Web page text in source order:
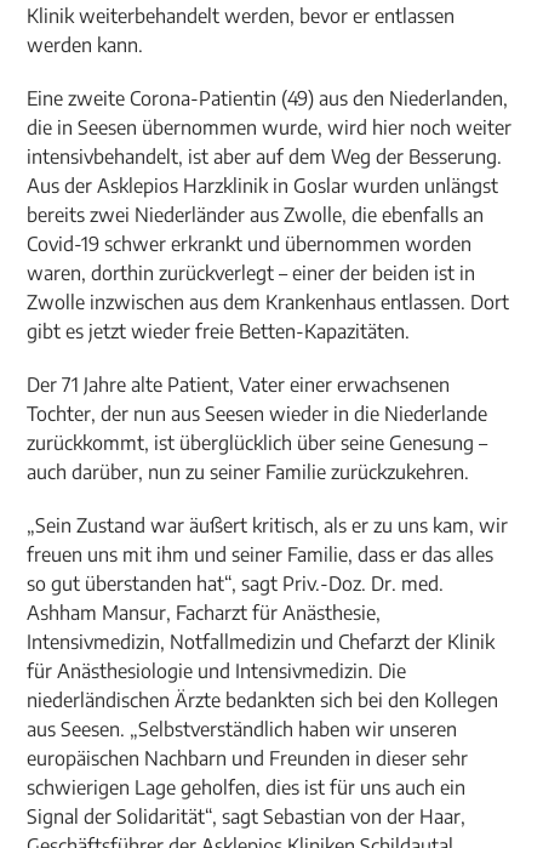
Klinik weiterbehandelt werden, bevor er entlassen
werden kann.
Eine zweite Corona-Patientin (49) aus den Niederlanden,
die in Seesen übernommen wurde, wird hier noch weiter
intensivbehandelt, ist aber auf dem Weg der Besserung.
Aus der Asklepios Harzklinik in Goslar wurden unlängst
bereits zwei Niederländer aus Zwolle, die ebenfalls an
Covid-19 schwer erkrankt und übernommen worden
waren, dorthin zurückverlegt – einer der beiden ist in
Zwolle inzwischen aus dem Krankenhaus entlassen. Dort
gibt es jetzt wieder freie Betten-Kapazitäten.
Der 71 Jahre alte Patient, Vater einer erwachsenen
Tochter, der nun aus Seesen wieder in die Niederlande
zurückkommt, ist überglücklich über seine Genesung –
auch darüber, nun zu seiner Familie zurückzukehren.
„Sein Zustand war äußert kritisch, als er zu uns kam, wir
freuen uns mit ihm und seiner Familie, dass er das alles
so gut überstanden hat“, sagt Priv.-Doz. Dr. med.
Ashham Mansur, Facharzt für Anästhesie,
Intensivmedizin, Notfallmedizin und Chefarzt der Klinik
für Anästhesiologie und Intensivmedizin. Die
niederländischen Ärzte bedankten sich bei den Kollegen
aus Seesen. „Selbstverständlich haben wir unseren
europäischen Nachbarn und Freunden in dieser sehr
schwierigen Lage geholfen, dies ist für uns auch ein
Signal der Solidarität“, sagt Sebastian von der Haar,